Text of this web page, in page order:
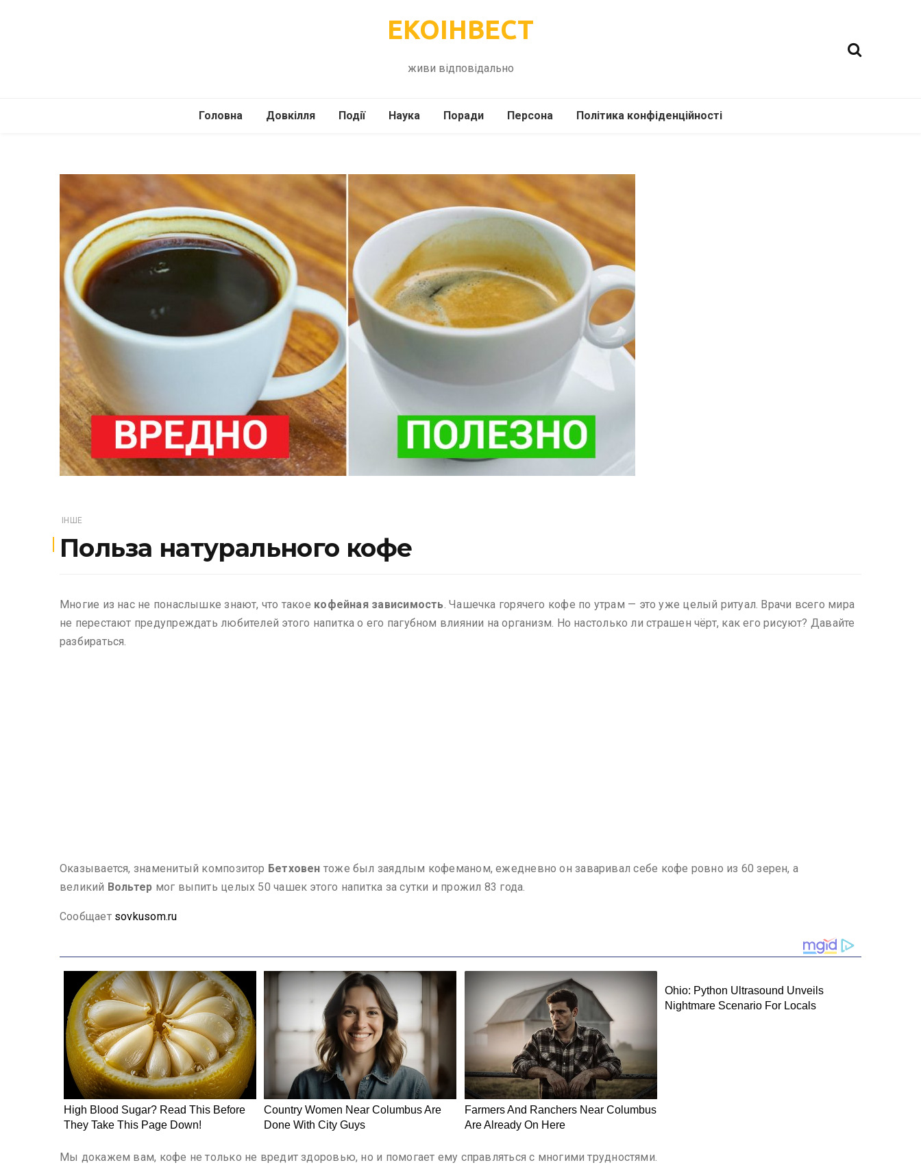
ЕКОІНВЕСТ
живи відповідально
Головна Довкілля
Подорожі
Події
Інше
Наука
Психологія
Технології
Поради
Здоров’я
Сад-Город
Персона Політика конфіденційності
ІНШЕ
Польза натурального кофе
Многие из нас не понаслышке знают, что такое кофейная зависимость. Чашечка горячего кофе по утрам — это уже целый ритуал. Врачи всего мира
не перестают предупреждать любителей этого напитка о его пагубном влиянии на организм. Но настолько ли страшен чёрт, как его рисуют? Давайте
разбираться.
Оказывается, знаменитый композитор Бетховен тоже был заядлым кофеманом, ежедневно он заваривал себе кофе ровно из 60 зерен, а
великий Вольтер мог выпить целых 50 чашек этого напитка за сутки и прожил 83 года.
Сообщает sovkusom.ru
Мы докажем вам, кофе не только не вредит здоровью, но и помогает ему справляться с многими трудностями.